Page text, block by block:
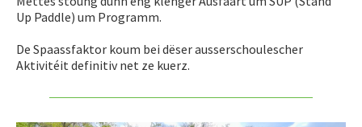
Up Paddle) um Programm.
De Spaassfaktor koum bei dëser ausserschoulescher
Aktivitéit definitiv net ze kuerz.